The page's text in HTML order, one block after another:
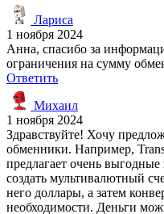
Лариса
1 ноября 2024
Анна, спасибо за
ограничения на сумму
Ответить
Михаил
1 ноября 2024
Здравствуйте! Хочу
обменники. Например,
предлагает очень
создать мультивалютный
него доллары, а затем
необходимости. Деньги